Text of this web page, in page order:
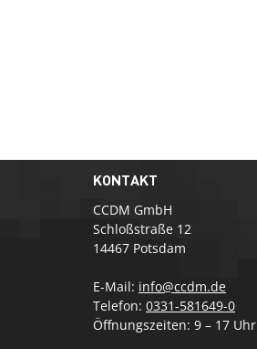
KONTAKT
CCDM GmbH
Schloßstraße 12
14467 Potsdam
E-Mail: info@ccdm.de
Telefon: 0331-581649-0
Öffnungszeiten: 9 – 17 Uhr